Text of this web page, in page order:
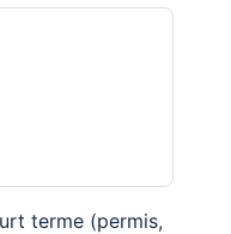
terme (permis,